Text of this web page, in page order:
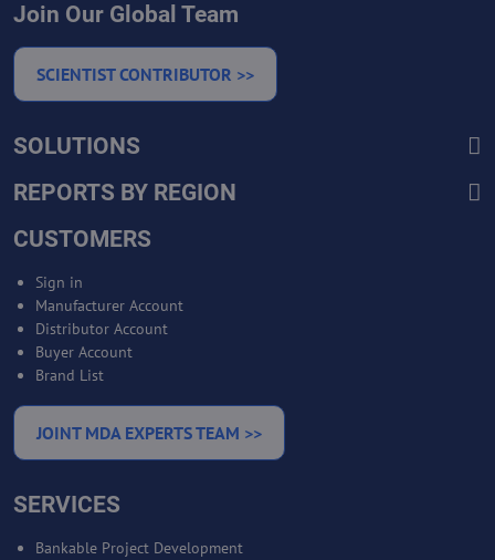
Join Our Global Team
SCIENTIST CONTRIBUTOR >>
SOLUTIONS
REPORTS BY REGION
CUSTOMERS
Sign in
Manufacturer Account
Distributor Account
Buyer Account
Brand List
JOINT MDA EXPERTS TEAM >>
SERVICES
Bankable Project Development